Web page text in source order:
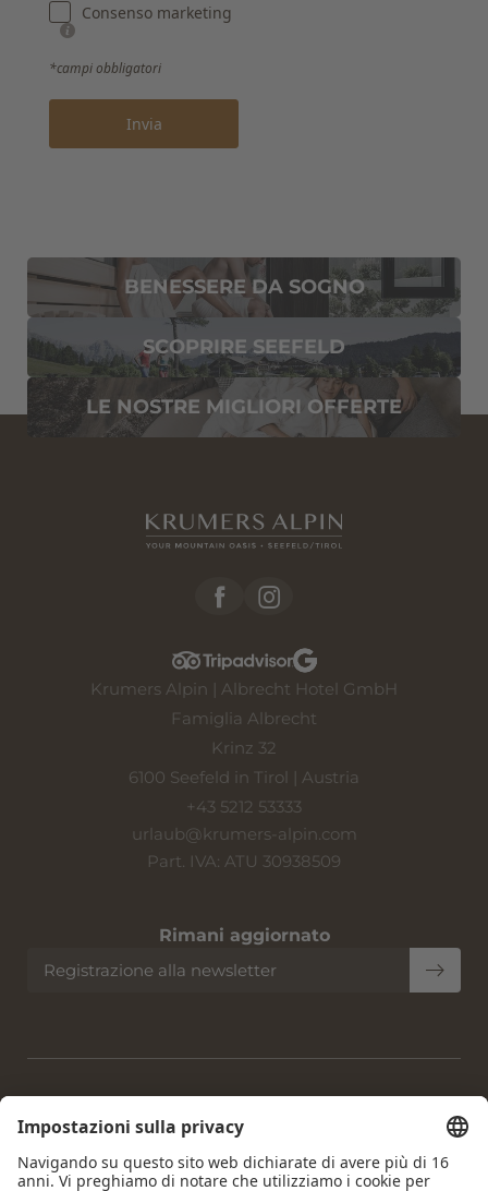
Consenso marketing
*campi obbligatori
Invia
BENESSERE DA SOGNO
SCOPRIRE SEEFELD
LE NOSTRE MIGLIORI OFFERTE
Krumers Alpin | Albrecht Hotel GmbH
Famiglia Albrecht
Krinz 32
6100 Seefeld in Tirol | Austria
+43 5212 53333
urlaub@krumers-alpin.com
Part. IVA: ATU 30938509
Rimani aggiornato
Registrazione alla newsletter
Home|Note legali Privacy policy
|
Albrecht Hotel GmbH
Titolo
Famiglia
Consenso marketing*